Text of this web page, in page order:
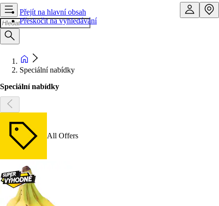
Přejít na hlavní obsah
Přeskočit na vyhledávání
Speciální nabídky
Speciální nabídky
All Offers